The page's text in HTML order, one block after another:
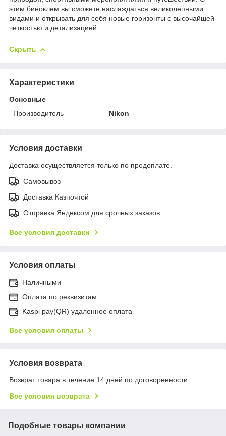
этим биноклем вы сможете наслаждаться великолепными
видами и открывать для себя новые горизонты с высочайшей
четкостью и детализацией.
Скрыть
Характеристики
Основные
Производитель
Nikon
Условия доставки
Доставка осуществляется только по предоплате.
Самовывоз
Доставка Казпочтой
Отправка Яндексом для срочных заказов
Все условия доставки
Условия оплаты
Наличными
Оплата по реквизитам
Kaspi pay(QR) удаленное оплата
Все условия оплаты
Условия возврата
Возврат товара в течение 14 дней по договоренности
Все условия возврата
Подобные товары компании